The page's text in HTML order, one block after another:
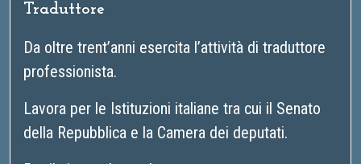
Traduttore
Da oltre trent’anni esercita l’attività di traduttore
professionista.
Lavora per le Istituzioni italiane tra cui il Senato
della Repubblica e la Camera dei deputati.